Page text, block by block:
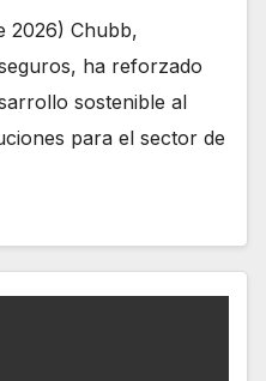
2026) Chubb,
ha reforzado
sostenible al
para el sector de